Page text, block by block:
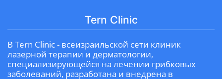
Tern Clinic
В Tern Clinic - всеизраильской сети клиник
лазерной терапии и дерматологии,
специализирующейся на лечении грибковых
заболеваний, разработана и внедрена в